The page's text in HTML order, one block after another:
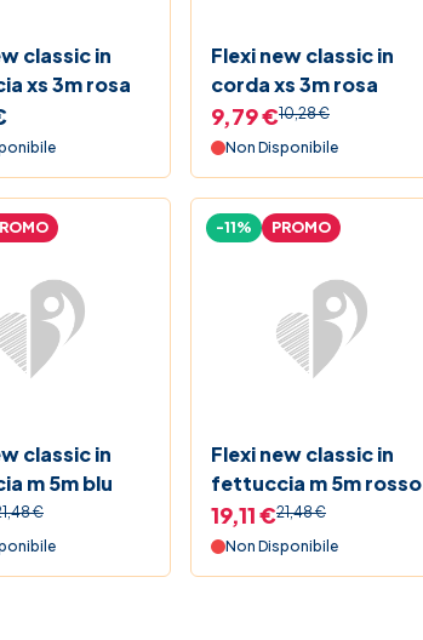
classic in
xs 3m rosa
Flexi new classic in
corda xs 3m rosa
9,79 €10,28 €
Non Disponibile
classic in
m 5m blu
€
Flexi new classic in
fettuccia m 5m rosso
-11% PROMO
19,11 €21,48 €
Non Disponibile